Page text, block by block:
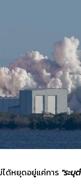
ด้หยุดอยู่แค่การ "ระบุ